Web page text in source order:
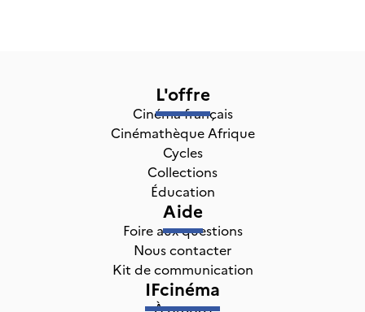
L'offre
Cinéma français
Cinémathèque Afrique
Cycles
Collections
Éducation
Aide
Foire aux questions
Nous contacter
Kit de communication
IFcinéma
À propos